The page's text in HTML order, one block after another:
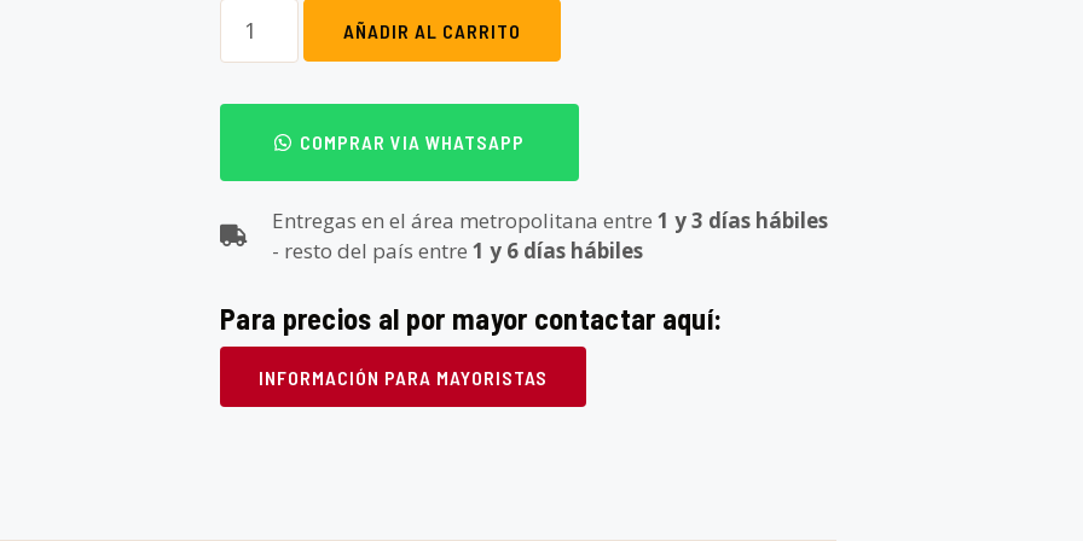
AÑADIR AL CARRITO
COMPRAR VIA WHATSAPP
Entregas en el área metropolitana entre 1 y 3 días hábiles
- resto del país entre 1 y 6 días hábiles
Para precios al por mayor contactar aquí:
INFORMACIÓN PARA MAYORISTAS